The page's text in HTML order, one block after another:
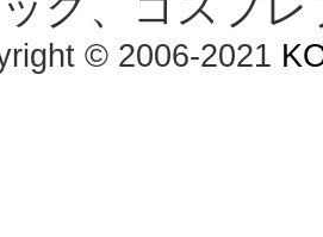
© 2006-2021